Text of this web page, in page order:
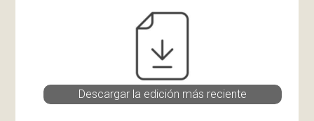
Descargar la edición más reciente